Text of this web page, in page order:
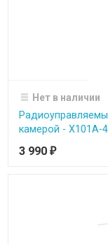
Нет в наличии
камерой - X101A-
3 990 ₽